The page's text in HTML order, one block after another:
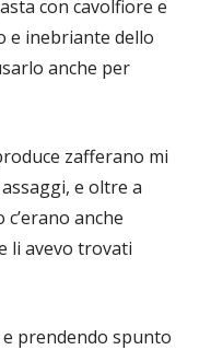
con cavolfiore e
e inebriante dello
anche per
zafferano mi
e oltre a
anche
li avevo trovati
e prendendo spunto